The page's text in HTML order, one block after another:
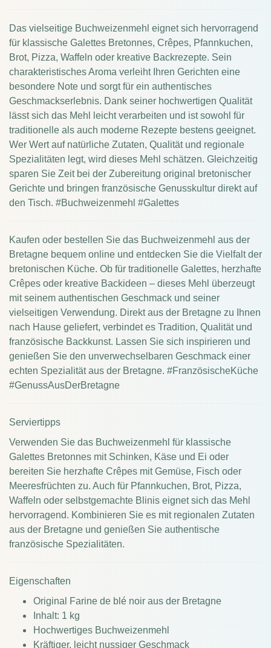
Das vielseitige Buchweizenmehl eignet sich hervorragend
für klassische Galettes Bretonnes, Crêpes, Pfannkuchen,
Brot, Pizza, Waffeln oder kreative Backrezepte. Sein
charakteristisches Aroma verleiht Ihren Gerichten eine
besondere Note und sorgt für ein authentisches
Geschmackserlebnis. Dank seiner hochwertigen Qualität
lässt sich das Mehl leicht verarbeiten und ist sowohl für
traditionelle als auch moderne Rezepte bestens geeignet.
Wer Wert auf natürliche Zutaten, Qualität und regionale
Spezialitäten legt, wird dieses Mehl schätzen. Gleichzeitig
sparen Sie Zeit bei der Zubereitung original bretonischer
Gerichte und bringen französische Genusskultur direkt auf
den Tisch. #Buchweizenmehl #Galettes
Kaufen oder bestellen Sie das Buchweizenmehl aus der
Bretagne bequem online und entdecken Sie die Vielfalt der
bretonischen Küche. Ob für traditionelle Galettes, herzhafte
Crêpes oder kreative Backideen – dieses Mehl überzeugt
mit seinem authentischen Geschmack und seiner
vielseitigen Verwendung. Direkt aus der Bretagne zu Ihnen
nach Hause geliefert, verbindet es Tradition, Qualität und
französische Backkunst. Lassen Sie sich inspirieren und
genießen Sie den unverwechselbaren Geschmack einer
echten Spezialität aus der Bretagne. #FranzösischeKüche
#GenussAusDerBretagne
Serviertipps
Verwenden Sie das Buchweizenmehl für klassische
Galettes Bretonnes mit Schinken, Käse und Ei oder
bereiten Sie herzhafte Crêpes mit Gemüse, Fisch oder
Meeresfrüchten zu. Auch für Pfannkuchen, Brot, Pizza,
Waffeln oder selbstgemachte Blinis eignet sich das Mehl
hervorragend. Kombinieren Sie es mit regionalen Zutaten
aus der Bretagne und genießen Sie authentische
französische Spezialitäten.
Eigenschaften
Original Farine de blé noir aus der Bretagne
Inhalt: 1 kg
Hochwertiges Buchweizenmehl
Kräftiger, leicht nussiger Geschmack